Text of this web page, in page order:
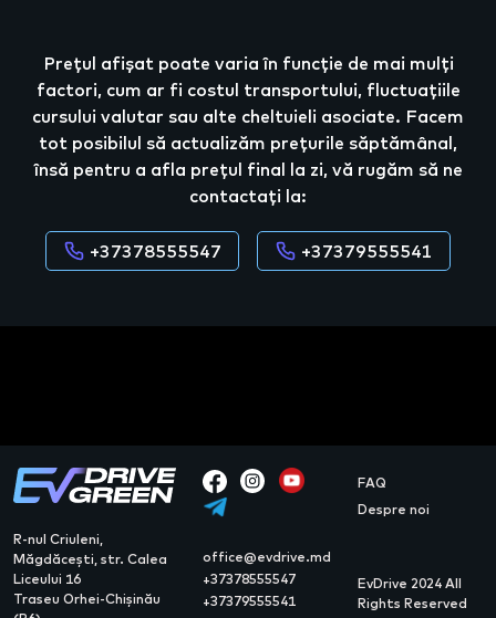
Prețul afișat poate varia în funcție de mai mulți
factori, cum ar fi costul transportului, fluctuațiile
cursului valutar sau alte cheltuieli asociate. Facem
tot posibilul să actualizăm prețurile săptămânal,
însă pentru a afla prețul final la zi, vă rugăm să ne
contactați la:
+37378555547 +37379555541
R-nul Criuleni,
Măgdăcești, str. Calea
Liceului 16
Traseu Orhei-Chișinău
office@evdrive.md
+37378555547
+37379555541
FAQ
Despre noi
EvDrive 2024 All
Rights Reserved